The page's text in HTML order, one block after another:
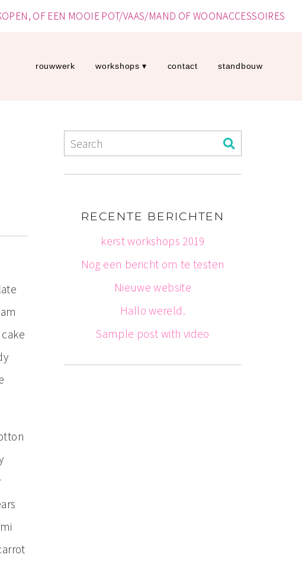
OF EEN MOOIE POT/VAAS/MAND OF WOONACCESSOIRES
rouwwerk workshops contact standbouw
RECENTE BERICHTEN
kerst workshops 2019
Nog een bericht om te testen
Nieuwe website
Hallo wereld.
Sample post with video